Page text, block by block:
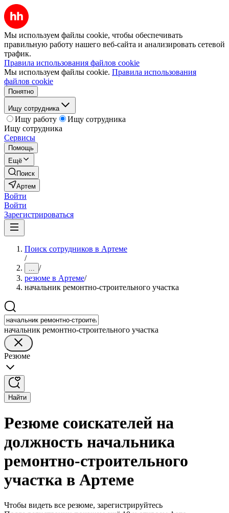
Мы используем файлы cookie, чтобы обеспечивать
правильную работу нашего веб-сайта и анализировать сетевой
трафик.
Правила использования файлов cookie
Мы используем файлы cookie. Правила использования
файлов cookie
Понятно
Ищу сотрудника
Ищу работу
Ищу сотрудника
Ищу сотрудника
Сервисы
Помощь
Ещё
Поиск
Артем
Войти
Войти
Зарегистрироваться
Поиск сотрудников в Артеме
/
... /
резюме в Артеме/
начальник ремонтно-строительного участка
начальник ремонтно-строительного участка
Резюме
Найти
Резюме соискателей на
должность начальника
ремонтно-строительного
участка в Артеме
Чтобы видеть все резюме, зарегистрируйтесь